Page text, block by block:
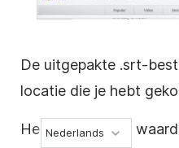
De uitgepakte .srt-
locatie die je hebt
Het is de moeite
Nederlands